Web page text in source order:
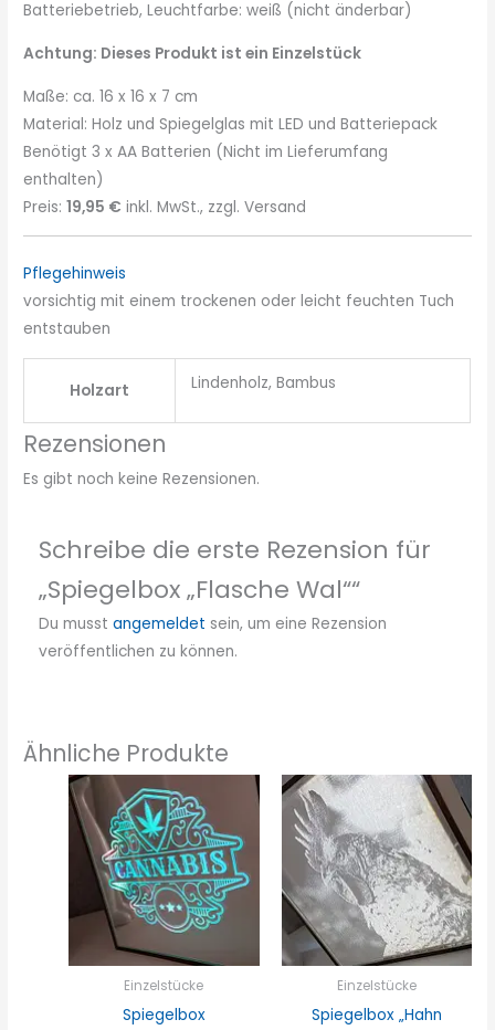
Batteriebetrieb, Leuchtfarbe: weiß (nicht änderbar)
Achtung: Dieses Produkt ist ein Einzelstück
Maße: ca. 16 x 16 x 7 cm
Material: Holz und Spiegelglas mit LED und Batteriepack
Benötigt 3 x AA Batterien (Nicht im Lieferumfang
enthalten)
Preis:19,95 € inkl. MwSt., zzgl. Versand
Pflegehinweis
vorsichtig mit einem trockenen oder leicht feuchten Tuch
entstauben
Holzart Lindenholz, Bambus
Rezensionen
Es gibt noch keine Rezensionen.
Schreibe die erste Rezension für
„Spiegelbox „Flasche Wal““
Du musst angemeldet sein, um eine Rezension
veröffentlichen zu können.
Ähnliche Produkte
Einzelstücke
Spiegelbox
Einzelstücke
Spiegelbox „Hahn